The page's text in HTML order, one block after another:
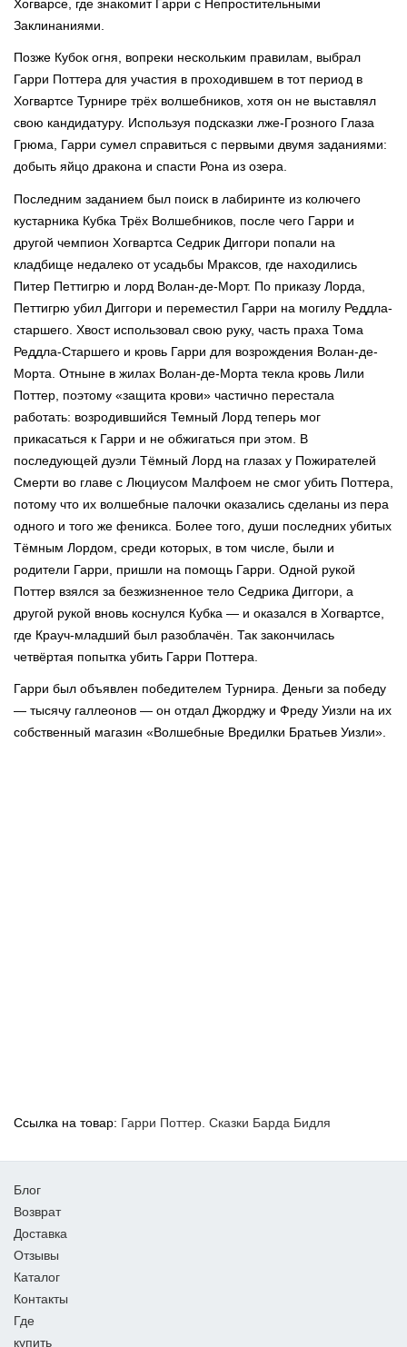
Хогварсе, где знакомит Гарри с Непростительными
Заклинаниями.
Позже Кубок огня, вопреки нескольким правилам, выбрал
Гарри Поттера для участия в проходившем в тот период в
Хогвартсе Турнире трёх волшебников, хотя он не выставлял
свою кандидатуру. Используя подсказки лже-Грозного Глаза
Грюма, Гарри сумел справиться с первыми двумя заданиями:
добыть яйцо дракона и спасти Рона из озера.
Последним заданием был поиск в лабиринте из колючего
кустарника Кубка Трёх Волшебников, после чего Гарри и
другой чемпион Хогвартса Седрик Диггори попали на
кладбище недалеко от усадьбы Мраксов, где находились
Питер Петтигрю и лорд Волан-де-Морт. По приказу Лорда,
Петтигрю убил Диггори и переместил Гарри на могилу Реддла-
старшего. Хвост использовал свою руку, часть праха Тома
Реддла-Старшего и кровь Гарри для возрождения Волан-де-
Морта. Отныне в жилах Волан-де-Морта текла кровь Лили
Поттер, поэтому «защита крови» частично перестала
работать: возродившийся Темный Лорд теперь мог
прикасаться к Гарри и не обжигаться при этом. В
последующей дуэли Тёмный Лорд на глазах у Пожирателей
Смерти во главе с Люциусом Малфоем не смог убить Поттера,
потому что их волшебные палочки оказались сделаны из пера
одного и того же феникса. Более того, души последних убитых
Тёмным Лордом, среди которых, в том числе, были и
родители Гарри, пришли на помощь Гарри. Одной рукой
Поттер взялся за безжизненное тело Седрика Диггори, а
другой рукой вновь коснулся Кубка — и оказался в Хогвартсе,
где Крауч-младший был разоблачён. Так закончилась
четвёртая попытка убить Гарри Поттера.
Гарри был объявлен победителем Турнира. Деньги за победу
— тысячу галлеонов — он отдал Джорджу и Фреду Уизли на их
собственный магазин «Волшебные Вредилки Братьев Уизли».
Ссылка на товар: Гарри Поттер. Сказки Барда Бидля
Блог
Возврат
Доставка
Отзывы
Каталог
Контакты
Где
купить